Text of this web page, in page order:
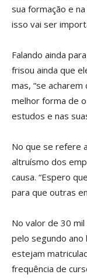
sua formação e
isso vai ser
Falando ainda
frisou ainda que
mas, “se
melhor forma de
estudos e nas
No que se refere
altruísmo dos
causa. “Espero
para que outras
No valor de 30
pelo segundo
estejam
frequência de